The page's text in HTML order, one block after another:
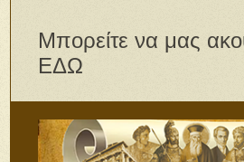
Μπορείτε να μας
ΕΔΩ